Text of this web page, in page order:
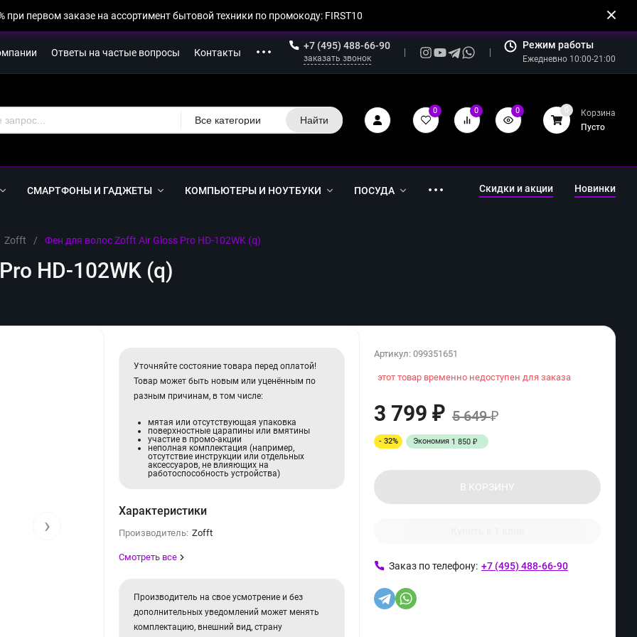
при первом заказе на ассортимент бытовой техники по промокоду: FIRST10
Ответы на частые вопросы Контакты
+7 (495) 488-66-90
заказать звонок
Режим работы
Ежедневно 10:00-21:00
Все категории Найти
0 0 0 0
Корзина
Пусто
СМАРТФОНЫ И ГАДЖЕТЫ КОМПЬЮТЕРЫ И НОУТБУКИ ПОСУДА Скидки и акции Новинки
Zofft / Фен для волос Zofft Air Gloss Pro HD-102WK (q)
HD-102WK (q)
›
Уточняйте состояние товара перед оплатой!
Товар может быть новым или уценённым по
разным причинам, в том числе:
мятая или отсутствующая упаковка
поверхностные царапины или вмятины
участие в промо-акции
неполная комплектация (например,
отсутствие инструкции или отдельных
аксессуаров, не влияющих на
работоспособность устройства)
Характеристики
Производитель: Zofft
Смотреть все
Производитель на свое усмотрение и без
дополнительных уведомлений может менять
комплектацию, внешний вид, страну
Артикул:099351651
этот товар временно недоступен для заказа
3 799₽ 5 649₽
- 32% Экономия 1 850₽
В КОРЗИНУ
Заказ по телефону: +7 (495) 488-66-90